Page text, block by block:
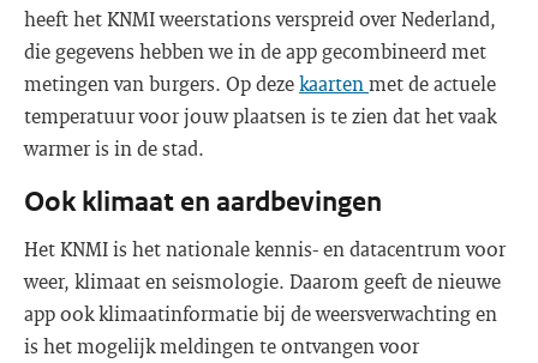
heeft het KNMI weerstations verspreid over Nederland,
die gegevens hebben we in de app gecombineerd met
metingen van burgers. Op dezekaarten met de actuele
temperatuur voor jouw plaatsen is te zien dat het vaak
warmer is in de stad.
Ook klimaat en aardbevingen
Het KNMI is het nationale kennis- en datacentrum voor
weer, klimaat en seismologie. Daarom geeft de nieuwe
app ook klimaatinformatie bij de weersverwachting en
is het mogelijk meldingen te ontvangen voor